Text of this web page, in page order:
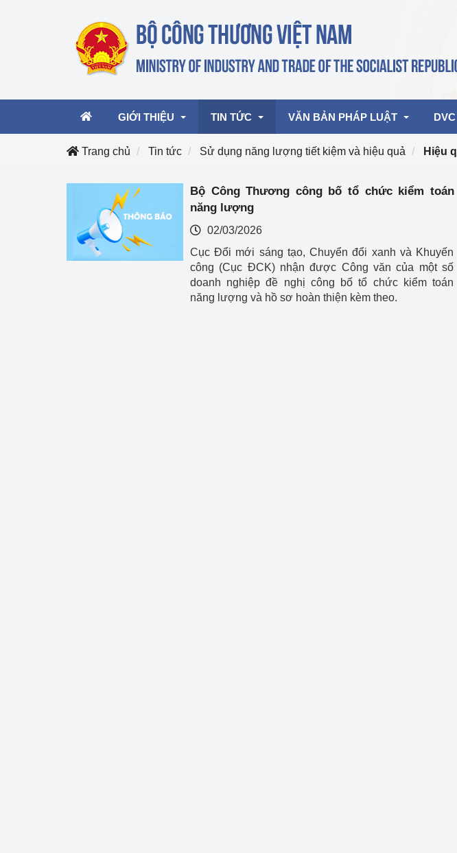
GIỚI THIỆU
Lãnh đạo Bộ
Chức năng nhiệm vụ
Cơ cấu tổ chức
TIN TỨC
Hoạt động của lãnh đạo
nước
Hoạt động của các đơn vị
Giải thưởng Công nghiệp, Thương
mại, Dịch vụ Việt Nam 2026
Công Thương 57
Hoạt động của Bộ trưởng
Tổ chức được cấp GCN
động kiểm định thiết bị, dụng
làm việc ở môi trường không
Cơ sở sản xuất, sửa chữa
nghiệp vụ kiểm định kỹ thuật
VĂN BẢN PHÁP LUẬT
Văn bản pháp quy
Trang chủ Tin tức Sử dụng năng lượng tiết kiệm và hiệu quả Hiệu
Bộ Công Thương công bố tổ chức kiểm toán
năng lượng
02/03/2026
Cục Đổi mới sáng tạo, Chuyển đổi xanh và Khuyến
công (Cục ĐCK) nhận được Công văn của một số
doanh nghiệp đề nghị công bố tổ chức kiểm toán
năng lượng và hồ sơ hoàn thiện kèm theo.